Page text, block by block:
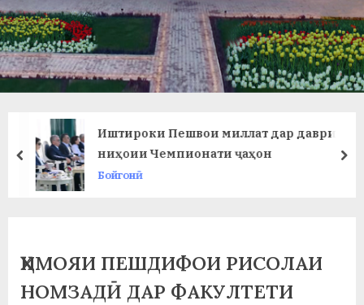
в
л
а
т
и
т
Иштироки Пешвои миллат дар даври
ниҳоии Чемпионати ҷаҳон
Бойгонӣ
prev
ҲИМОЯИ ПЕШДИФОИ РИСОЛАИ
НОМЗАДӢ ДАР ФАКУЛТЕТИ